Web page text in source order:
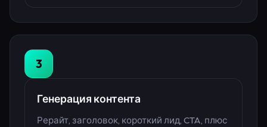
3
Генерация контента
Рерайт, заголовок, короткий лид, CTA, плюс